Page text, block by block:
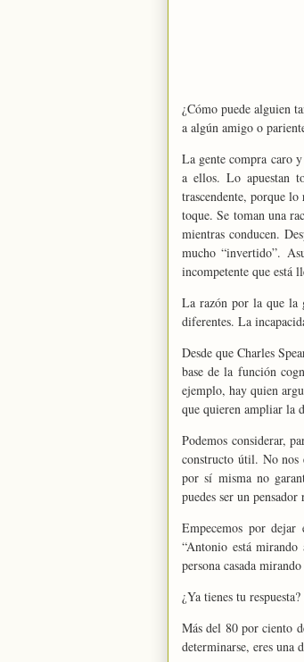
¿Cómo puede alguien
a algún amigo o
La gente compra caro
a ellos. Lo apuestan
trascendente, porque
toque. Se toman una
mientras conducen.
mucho “invertido”.
incompetente que está
La razón por la que la
diferentes. La
Desde que Charles
base de la función
ejemplo, hay quien
que quieren ampliar la
Podemos considerar,
constructo útil. No nos
por sí misma no
puedes ser un
Empecemos por dejar
“Antonio está
persona casada
¿Ya tienes tu
Más del 80 por ciento
determinarse, eres una